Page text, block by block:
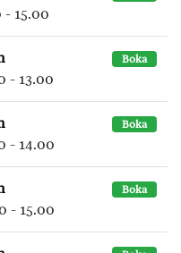
- 15.00
Boka
- 13.00
Boka
- 14.00
Boka
- 15.00